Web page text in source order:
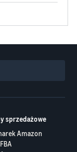
sprzedażowe
Amazon